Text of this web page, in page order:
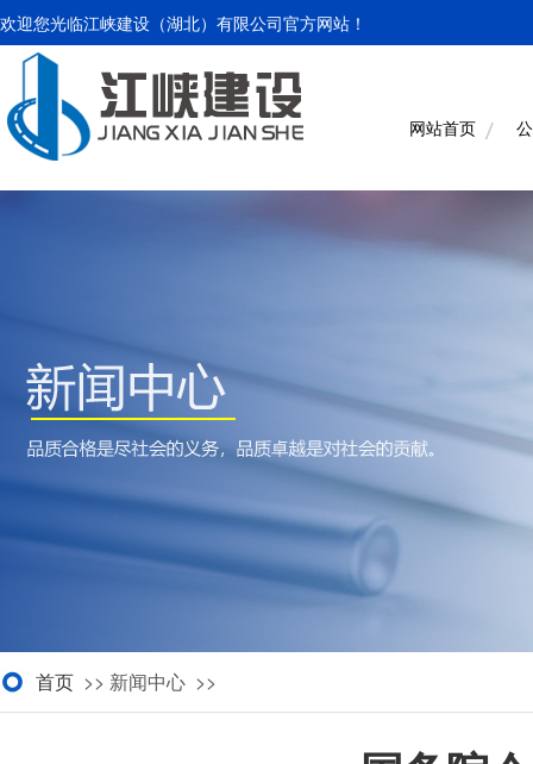
欢迎您光临江峡建设（湖北）有限公司官方网站！
网站首页
首页 >> 新闻中心 >>